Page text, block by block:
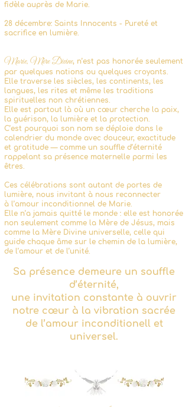
fidèle auprès de Marie.
28 décembre: Saints Innocents - Pureté et
sacrifice en lumière.
Marie, Mère Divine, n’est pas honorée seulement
par quelques nations ou quelques croyants.
Elle traverse les siècles, les continents, les
langues, les rites et même les traditions
spirituelles non chrétiennes.
Elle est partout là où un cœur cherche la paix,
la guérison, la lumière et la protection.
C’est pourquoi son nom se déploie dans le
calendrier du monde avec douceur, exactitude
et gratitude — comme un souffle d’éternité
rappelant sa présence maternelle parmi les
êtres.
Ces célébrations sont autant de portes de
lumière, nous invitant à nous reconnecter
à l’amour inconditionnel de Marie.
Elle n’a jamais quitté le monde : elle est honorée
non seulement comme la Mère de Jésus, mais
comme la Mère Divine universelle, celle qui
guide chaque âme sur le chemin de la lumière,
de l’amour et de l’unité.
Sa présence demeure un souffle
d’éternité,
une invitation constante à ouvrir
notre cœur à la vibration sacrée
de l’amour inconditionell et
universel.